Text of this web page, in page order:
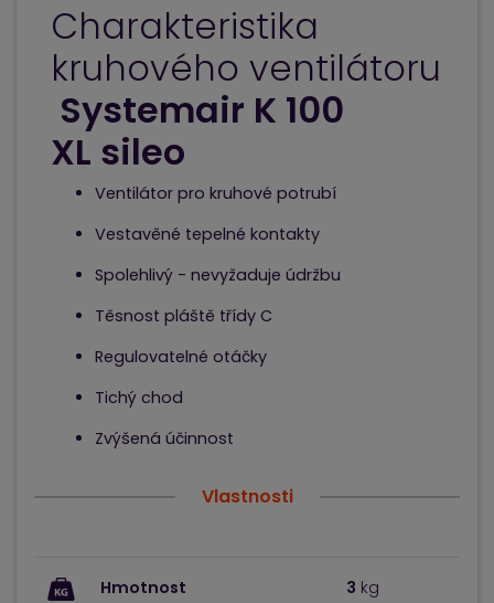
Charakteristika
kruhového ventilátoru
Systemair K 100
XL sileo
Ventilátor pro kruhové potrubí
Vestavěné tepelné kontakty
Spolehlivý - nevyžaduje údržbu
Těsnost pláště třídy C
Regulovatelné otáčky
Tichý chod
Zvýšená účinnost
Vlastnosti
Hmotnost 3 kg